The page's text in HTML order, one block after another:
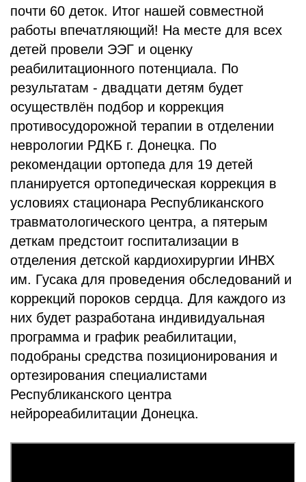
почти 60 деток. Итог нашей совместной
работы впечатляющий! На месте для всех
детей провели ЭЭГ и оценку
реабилитационного потенциала. По
результатам - двадцати детям будет
осуществлён подбор и коррекция
противосудорожной терапии в отделении
неврологии РДКБ г. Донецка. По
рекомендации ортопеда для 19 детей
планируется ортопедическая коррекция в
условиях стационара Республиканского
травматологического центра, а пятерым
деткам предстоит госпитализации в
отделения детской кардиохирургии ИНВХ
им. Гусака для проведения обследований и
коррекций пороков сердца. Для каждого из
них будет разработана индивидуальная
программа и график реабилитации,
подобраны средства позиционирования и
ортезирования специалистами
Республиканского центра
нейрореабилитации Донецка.